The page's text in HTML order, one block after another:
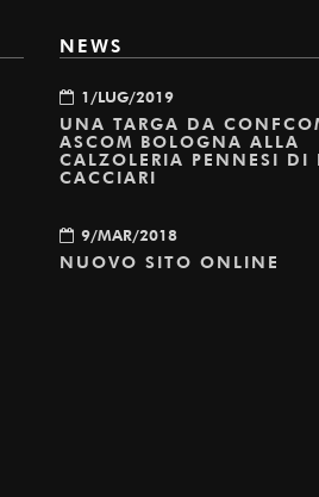
NEWS
1/LUG/2019
UNA TARGA DA
ASCOM BOLOGNA ALLA
CALZOLERIA PENNESI DI
CACCIARI
9/MAR/2018
NUOVO SITO ONLINE